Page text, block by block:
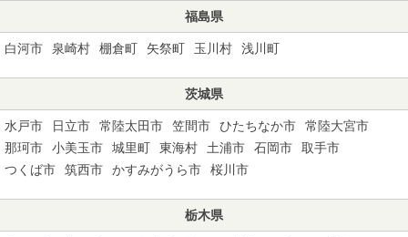
福島県
白河市 泉崎村 棚倉町 矢祭町 玉川村 浅川町
茨城県
水戸市 日立市 常陸太田市 笠間市 ひたちなか市
常陸大宮市
那珂市
小美玉市 城里町 東海村 土浦市 石岡市
取手市
つくば市
筑西市 かすみがうら市 桜川市
栃木県